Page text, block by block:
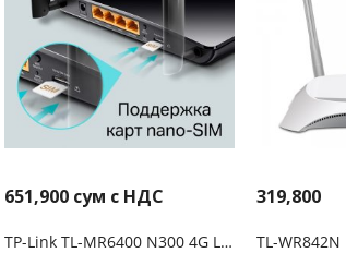
651,900 сум с НДС
TP-Link TL-MR6400 N300 4G LTE Wi-Fi роутер
319,800